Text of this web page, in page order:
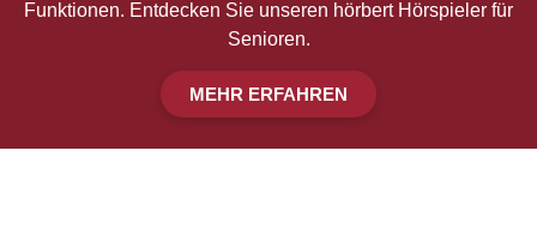
Funktionen. Entdecken Sie unseren hörbert Hörspieler für
Senioren.
MEHR ERFAHREN